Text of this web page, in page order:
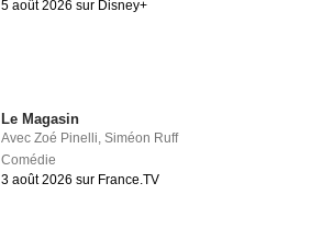
5 août 2026 sur Disney+
Le Magasin
AvecZoé Pinelli,Siméon Ruff
Comédie
3 août 2026 sur France.TV